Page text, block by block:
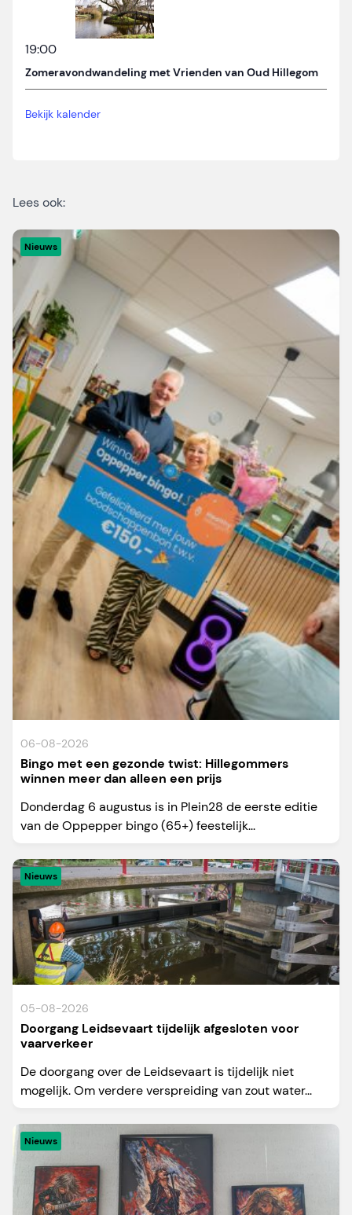
19:00
Zomeravondwandeling met Vrienden van Oud Hillegom
Bekijk kalender
Lees ook:
Nieuws
06-08-2026
Bingo met een gezonde twist: Hillegommers
winnen meer dan alleen een prijs
Donderdag 6 augustus is in Plein28 de eerste editie
van de Oppepper bingo (65+) feestelijk...
Nieuws
05-08-2026
Doorgang Leidsevaart tijdelijk afgesloten voor
vaarverkeer
De doorgang over de Leidsevaart is tijdelijk niet
mogelijk. Om verdere verspreiding van zout water...
Nieuws